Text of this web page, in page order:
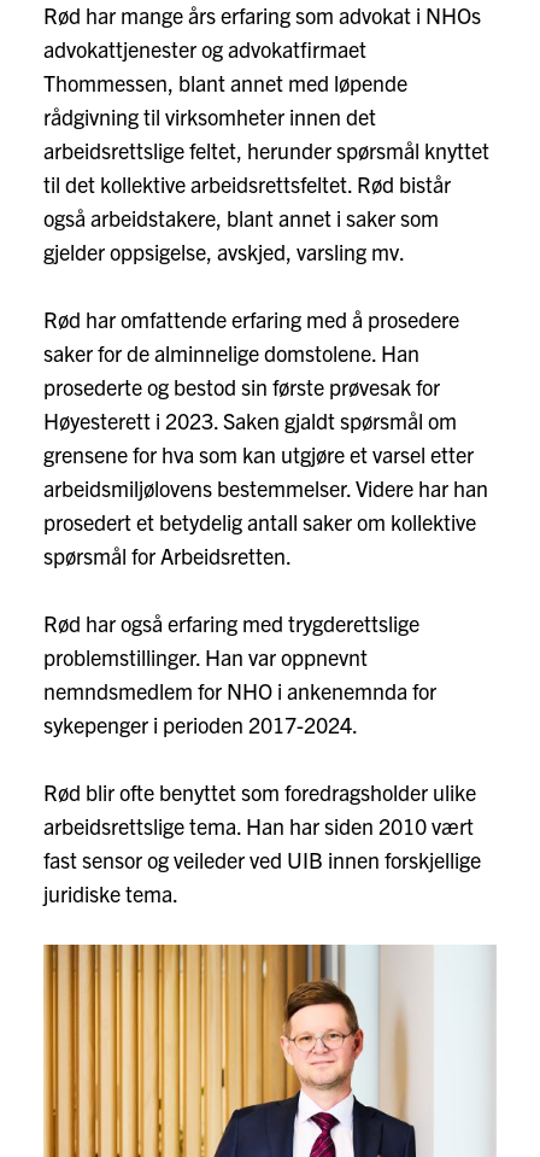
Rød har mange års erfaring som advokat i NHOs
advokattjenester og advokatfirmaet
Thommessen, blant annet med løpende
rådgivning til virksomheter innen det
arbeidsrettslige feltet, herunder spørsmål knyttet
til det kollektive arbeidsrettsfeltet. Rød bistår
også arbeidstakere, blant annet i saker som
gjelder oppsigelse, avskjed, varsling mv.
Rød har omfattende erfaring med å prosedere
saker for de alminnelige domstolene. Han
prosederte og bestod sin første prøvesak for
Høyesterett i 2023. Saken gjaldt spørsmål om
grensene for hva som kan utgjøre et varsel etter
arbeidsmiljølovens bestemmelser. Videre har han
prosedert et betydelig antall saker om kollektive
spørsmål for Arbeidsretten.
Rød har også erfaring med trygderettslige
problemstillinger. Han var oppnevnt
nemndsmedlem for NHO i ankenemnda for
sykepenger i perioden 2017-2024.
Rød blir ofte benyttet som foredragsholder ulike
arbeidsrettslige tema. Han har siden 2010 vært
fast sensor og veileder ved UIB innen forskjellige
juridiske tema.